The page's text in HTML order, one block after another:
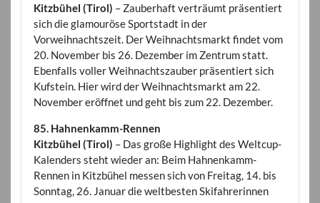
Kitzbühel (Tirol) – Zauberhaft verträumt präsentiert
sich die glamouröse Sportstadt in der
Vorweihnachtszeit. Der Weihnachtsmarkt findet vom
20. November bis 26. Dezember im Zentrum statt.
Ebenfalls voller Weihnachtszauber präsentiert sich
Kufstein. Hier wird der Weihnachtsmarkt am 22.
November eröffnet und geht bis zum 22. Dezember.
85. Hahnenkamm-Rennen
Kitzbühel (Tirol) – Das große Highlight des Weltcup-
Kalenders steht wieder an: Beim Hahnenkamm-
Rennen in Kitzbühel messen sich von Freitag, 14. bis
Sonntag, 26. Januar die weltbesten Skifahrerinnen